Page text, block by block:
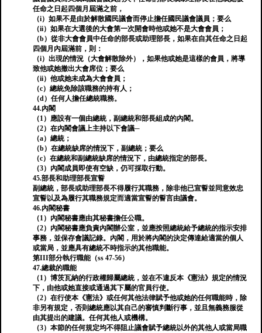
任命之日起四個月屆滿之前，
（i）如果不是由於解散國民議會而停止擔任國民議會議員；要么
（ii）如果在大選後的大會第一次開會時他或她不是大會會員；
（b）從非大會會員中任命的部長或助理部長，如果在自其任命之日起
四個月內屆滿前，則：
（i）出現的情況（大會解散除外），如果他或她是這樣的會員，將導
致他或她撤出大會席位；要么
（ii）他或她未成為大會會員；
（c）總統免除該職務的持有人；
（d）任何人擔任總統職務。
44.內閣
（1）應設有一個由總統，副總統和部長組成的內閣。
（2）在內閣會議上主持以下會議─
（a）總統；
（b）在總統缺席的情況下，副總統；要么
（c）在總統和副總統缺席的情況下，由總統指定的部長。
（3）內閣成員即使有空缺，仍可採取行動。
45.部長和助理部長宣誓
副總統，部長或助理部長不得履行其職務，除非他已宣誓並同意效忠
宣誓以及為履行其職務規定而適當宣誓的誓言由議會。
46.內閣秘書
（1）內閣秘書應由其秘書擔任公職。
（2）內閣秘書應負責內閣辦公室，並應按照總統給予總統的指示安排
事務，並保存會議記錄。內閣，用於將內閣的決定傳達給適當的個人
或當局，並應具有總統不時指示的其他職能。
第III部分執行職能（ss 47-56）
47.總裁的職能
（1）博茨瓦納的行政權歸屬總統，並在不違反本《憲法》規定的情況
下，由他或她直接或通過其下屬的官員行使。
（2）在行使本《憲法》或任何其他法律賦予他或她的任何職能時，除
非另有規定，否則總統應以其自己的審慎判斷行事，並且無義務服從
由其提出的建議。任何其他人或機構。
（3）本節的任何規定均不得阻止議會賦予總統以外的其他人或當局職